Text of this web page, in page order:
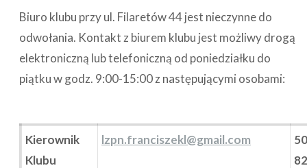
Biuro klubu przy ul. Filaretów 44 jest nieczynne do
odwołania. Kontakt z biurem klubu jest możliwy drogą
elektroniczną lub telefoniczną od poniedziałku do
piątku w godz. 9:00-15:00 z następującymi osobami:
Kierownik
Klubu
lzpn.franciszekl@gmail.com